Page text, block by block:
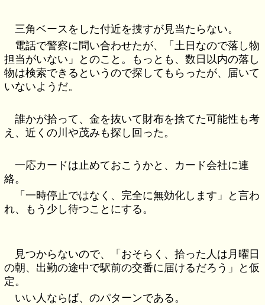
三角ベースをした付近を捜すが見当たらない。
電話で警察に問い合わせたが、「土日なので落し物
担当がいない」とのこと。もっとも、数日以内の落し
物は検索できるというので探してもらったが、届いて
いないようだ。
誰かが拾って、金を抜いて財布を捨てた可能性も考
え、近くの川や茂みも探し回った。
一応カードは止めておこうかと、カード会社に連
絡。
「一時停止ではなく、完全に無効化します」と言わ
れ、もう少し待つことにする。
見つからないので、「おそらく、拾った人は月曜日
の朝、出勤の途中で駅前の交番に届けるだろう」と仮
定。
いい人ならば、のパターンである。